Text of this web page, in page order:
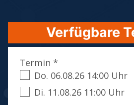
Verfügbare